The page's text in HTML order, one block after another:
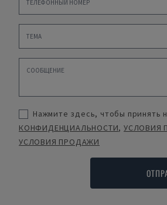
Нажмите здесь, чтобы принять
КОНФИДЕНЦИАЛЬНОСТИ,УСЛОВИЯ
УСЛОВИЯ ПРОДАЖИ